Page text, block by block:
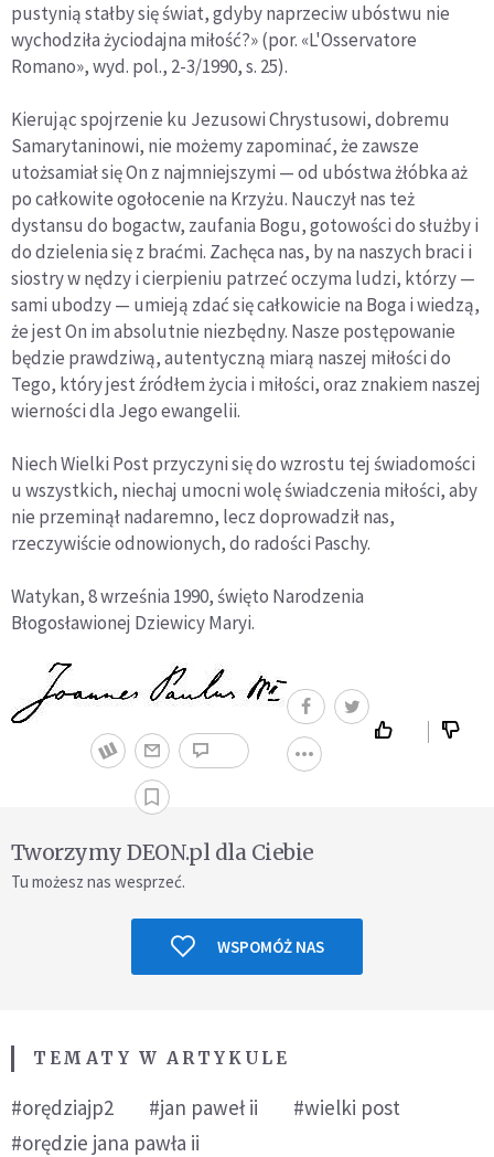
pustynią stałby się świat, gdyby naprzeciw ubóstwu nie
wychodziła życiodajna miłość?» (por. «L'Osservatore
Romano», wyd. pol., 2-3/1990, s. 25).
Kierując spojrzenie ku Jezusowi Chrystusowi, dobremu
Samarytaninowi, nie możemy zapominać, że zawsze
utożsamiał się On z najmniejszymi — od ubóstwa żłóbka aż
po całkowite ogołocenie na Krzyżu. Nauczył nas też
dystansu do bogactw, zaufania Bogu, gotowości do służby i
do dzielenia się z braćmi. Zachęca nas, by na naszych braci i
siostry w nędzy i cierpieniu patrzeć oczyma ludzi, którzy —
sami ubodzy — umieją zdać się całkowicie na Boga i wiedzą,
że jest On im absolutnie niezbędny. Nasze postępowanie
będzie prawdziwą, autentyczną miarą naszej miłości do
Tego, który jest źródłem życia i miłości, oraz znakiem naszej
wierności dla Jego ewangelii.
Niech Wielki Post przyczyni się do wzrostu tej świadomości
u wszystkich, niechaj umocni wolę świadczenia miłości, aby
nie przeminął nadaremno, lecz doprowadził nas,
rzeczywiście odnowionych, do radości Paschy.
Watykan, 8 września 1990, święto Narodzenia
Błogosławionej Dziewicy Maryi.
Tworzymy DEON.pl dla Ciebie
Tu możesz nas wesprzeć.
WSPOMÓŻ NAS
TEMATY W ARTYKULE
#orędziajp2 #jan paweł ii
#wielki post
#orędzie jana pawła ii